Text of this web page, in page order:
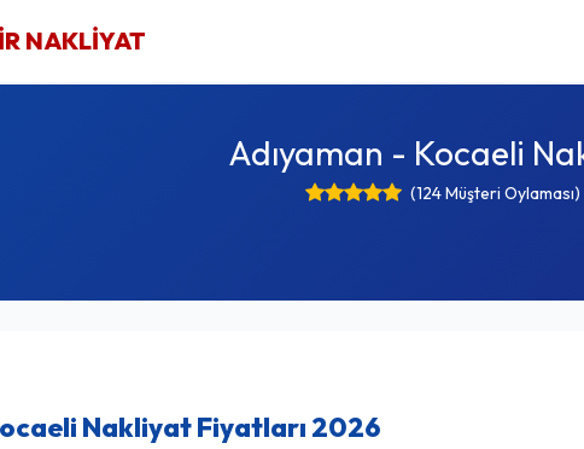
NAKLİYAT
Adıyaman - Kocaeli
(124 Müşteri Oylaması)
Nakliyat Fiyatları 2026